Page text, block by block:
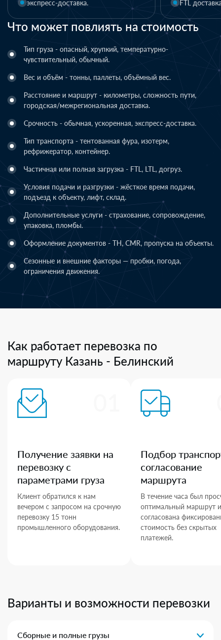
Что может повлиять на стоимость
Тип груза - опасный, хрупкий, температурно-
чувствительный, обычный.
Вес и объём - тонны, паллеты, объёмный вес.
Расстояние и маршрут - километры, сложность пути,
городская/межрегиональная доставка.
Срочность - обычная, ускоренная, экспресс-доставка.
Тип транспорта - тентованная фура, изотерм,
рефрижератор, контейнер.
Частичная или полная загрузка - FTL, LTL, догруз.
Условия подачи и разгрузки - жёсткое время подачи,
подъезд к объекту, лифт, склад.
Дополнительные услуги - страхование, сопровождение,
упаковка, пломбы.
Оформление документов - ТН, CMR, пропуска на объекты.
Сезонные и внешние факторы — пробки, погода,
ограничения движения.
FTL доставка LTL
Как работает перевозка по
маршруту Казань - Белинский
Получение заявки на
перевозку с
параметрами груза
Клиент обратился к нам
вечером с запросом на срочную
перевозку 15 тонн
промышленного оборудования.
Подбор
согласование
маршрута
В течение часа был
оптимальный маршрут и
согласована
стоимость без скрытых
платежей.
Варианты и возможности перевозки
Сборные и полные грузы